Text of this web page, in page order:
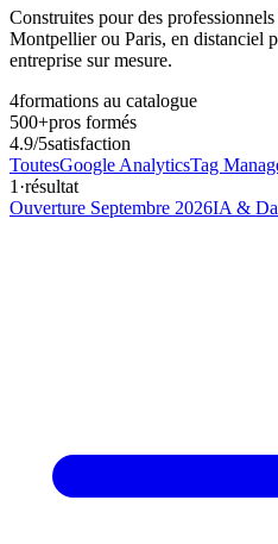
Construites pour des
Montpellier ou Paris, en distanciel
entreprise sur mesure.
4formations au catalogue
500+pros formés
4.9/5satisfaction
ToutesGoogle AnalyticsTag
1 ·résultat
Ouverture Septembre 2026IA &